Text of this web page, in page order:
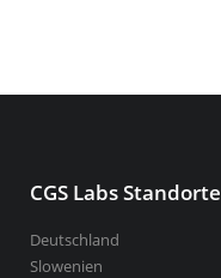
CGS Labs Standorte
Deutschland
Slowenien